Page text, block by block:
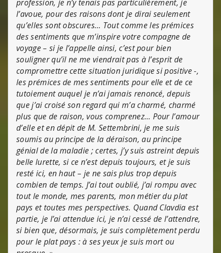
profession, je n’y tenais pas particulièrement, je
l’avoue, pour des raisons dont je dirai seulement
qu’elles sont obscures… Tout comme les prémices
des sentiments que m’inspire votre compagne de
voyage – si je l’appelle ainsi, c’est pour bien
souligner qu’il ne me viendrait pas à l’esprit de
compromettre cette situation juridique si positive -,
les prémices de mes sentiments pour elle et de ce
tutoiement auquel je n’ai jamais renoncé, depuis
que j’ai croisé son regard qui m’a charmé, charmé
plus que de raison, vous comprenez… Pour l’amour
d’elle et en dépit de M. Settembrini, je me suis
soumis au principe de la déraison, au principe
génial de la maladie ; certes, j’y suis astreint depuis
belle lurette, si ce n’est depuis toujours, et je suis
resté ici, en haut – je ne sais plus trop depuis
combien de temps. J’ai tout oublié, j’ai rompu avec
tout le monde, mes parents, mon métier du plat
pays et toutes mes perspectives. Quand Clavdia est
partie, je l’ai attendue ici, je n’ai cessé de l’attendre,
si bien que, désormais, je suis complètement perdu
pour le plat pays : à ses yeux je suis mort ou